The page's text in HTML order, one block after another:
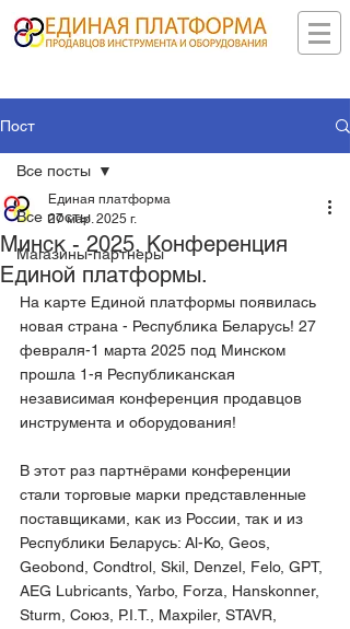
Пост
Все посты
Магазины-партнеры
Все посты
Минск - 2025. Конференция
Единой платформы.
Единая платформа
27 мар. 2025 г.
На карте Единой платформы появилась
новая страна - Республика Беларусь! 27
февраля-1 марта 2025 под Минском
прошла 1-я Республиканская
независимая конференция продавцов
инструмента и оборудования!
В этот раз партнёрами конференции
стали торговые марки представленные
поставщиками, как из России, так и из
Республики Беларусь: Al-Ko, Geos,
Geobond, Condtrol, Skil, Denzel, Felo, GPT,
AEG Lubricants, Yarbo, Forza, Hanskonner,
Sturm, Союз, P.I.T., Maxpiler, STAVR,